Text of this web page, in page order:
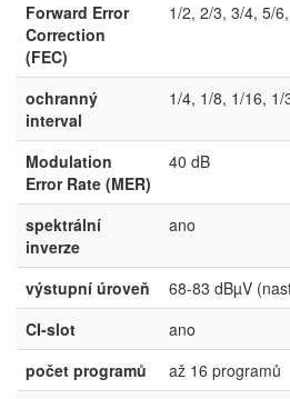
Forward Error
Correction
(FEC)
1/2, 2/3, 3/4, 5/
ochranný
interval
1/4, 1/8, 1/16, 1/
Modulation
Error Rate (MER)
40 dB
spektrální
inverze
ano
výstupní úroveň
68-83 dBµV
CI-slot
ano
počet programů
až 16 programů